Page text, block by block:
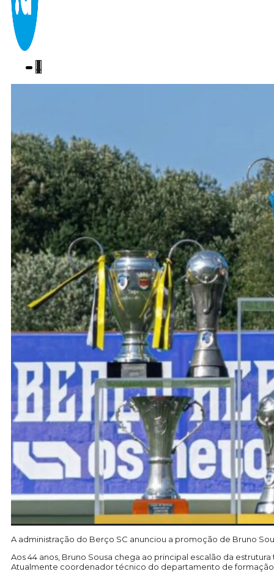
A administração do Berço SC anunciou a promoção de Bruno
Aos 44 anos, Bruno Sousa chega ao principal escalão da
Atualmente coordenador técnico do departamento de